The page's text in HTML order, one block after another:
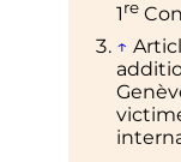
1re
↑